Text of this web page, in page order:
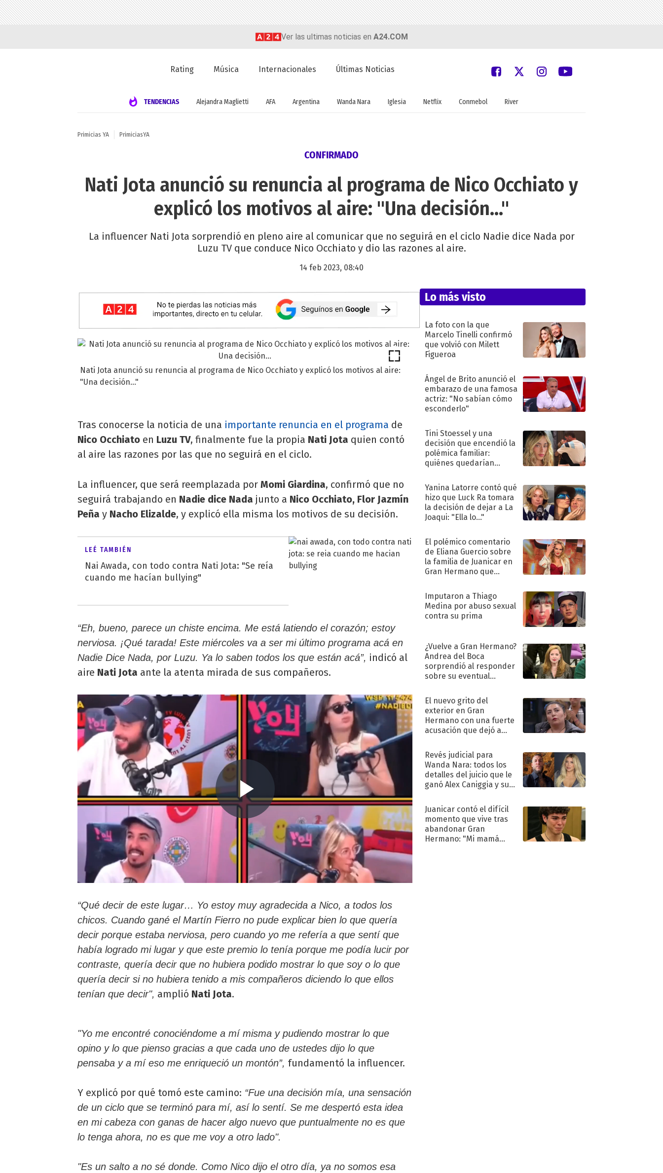
Ver las ultimas noticias en A24.COM
Rating Música Internacionales Últimas Noticias
TENDENCIAS Alejandra Maglietti AFA Argentina Wanda Nara Iglesia Netflix Conmebol River
Primicias YA PrimiciasYA
CONFIRMADO
Nati Jota anunció su renuncia al programa de Nico Occhiato y
explicó los motivos al aire: "Una decisión..."
La influencer Nati Jota sorprendió en pleno aire al comunicar que no seguirá en el ciclo Nadie dice Nada por
Luzu TV que conduce Nico Occhiato y dio las razones al aire.
14 feb 2023, 08:40
Nati Jota anunció su renuncia al programa de Nico Occhiato y explicó los motivos al aire:
"Una decisión..."
Tras conocerse la noticia de una importante renuncia en el programa de
Nico Occhiato en Luzu TV, finalmente fue la propia Nati Jota quien contó
al aire las razones por las que no seguirá en el ciclo.
La influencer, que será reemplazada por Momi Giardina, confirmó que no
seguirá trabajando en Nadie dice Nada junto a Nico Occhiato, Flor Jazmín
Peña y Nacho Elizalde, y explicó ella misma los motivos de su decisión.
LEÉ TAMBIÉN
Nai Awada, con todo contra Nati Jota: "Se reía
cuando me hacían bullying"
“Eh, bueno, parece un chiste encima. Me está latiendo el corazón; estoy
nerviosa. ¡Qué tarada! Este miércoles va a ser mi último programa acá en
Nadie Dice Nada, por Luzu. Ya lo saben todos los que están acá”, indicó al
aire Nati Jota ante la atenta mirada de sus compañeros.
“Qué decir de este lugar… Yo estoy muy agradecida a Nico, a todos los
chicos. Cuando gané el Martín Fierro no pude explicar bien lo que quería
decir porque estaba nerviosa, pero cuando yo me refería a que sentí que
había logrado mi lugar y que este premio lo tenía porque me podía lucir por
contraste, quería decir que no hubiera podido mostrar lo que soy o lo que
quería decir si no hubiera tenido a mis compañeros diciendo lo que ellos
tenían que decir", amplió Nati Jota.
"Yo me encontré conociéndome a mí misma y pudiendo mostrar lo que
opino y lo que pienso gracias a que cada uno de ustedes dijo lo que
pensaba y a mí eso me enriqueció un montón”, fundamentó la influencer.
Y explicó por qué tomó este camino: “Fue una decisión mía, una sensación
de un ciclo que se terminó para mí, así lo sentí. Se me despertó esta idea
en mi cabeza con ganas de hacer algo nuevo que puntualmente no es que
lo tenga ahora, no es que me voy a otro lado".
"Es un salto a no sé donde. Como Nico dijo el otro día, ya no somos esa
Lo más visto
La foto con la que
Marcelo Tinelli confirmó
que volvió con Milett
Figueroa
Ángel de Brito anunció el
embarazo de una famosa
actriz: "No sabían cómo
esconderlo"
Tini Stoessel y una
decisión que encendió la
polémica familiar:
quiénes quedarían
Yanina Latorre contó qué
hizo que Luck Ra tomara
la decisión de dejar a La
Joaqui: "Ella lo..."
El polémico comentario
de Eliana Guercio sobre
la familia de Juanicar en
Gran Hermano que
Imputaron a Thiago
Medina por abuso sexual
contra su prima
¿Vuelve a Gran Hermano?
Andrea del Boca
sorprendió al responder
sobre su eventual
El nuevo grito del
exterior en Gran
Hermano con una fuerte
acusación que dejó a
"Traidora"
Revés judicial para
Wanda Nara: todos los
detalles del juicio que le
ganó Alex Caniggia y sus
Juanicar contó el difícil
momento que vive tras
abandonar Gran
Hermano: "Mi mamá